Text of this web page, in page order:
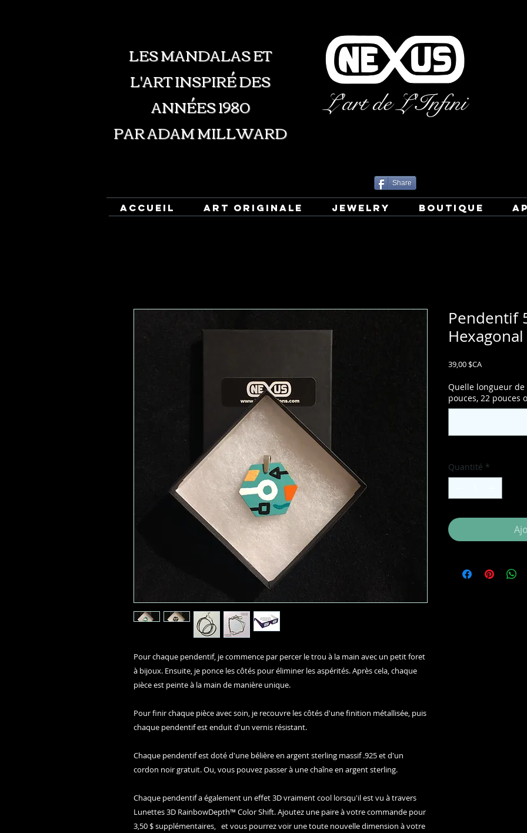
LES MANDALAS ET
L'ART INSPIRÉ DES
ANNÉES 1980
PAR ADAM MILLWARD
L'art de L'Infini
Share
ACCUEIL ART ORIGINALE JEWELRY BOUTIQUE
Pour chaque pendentif, je commence par percer le trou à la main avec un petit foret
à bijoux. Ensuite, je ponce les côtés pour éliminer les aspérités. Après cela, chaque
pièce est peinte à la main de manière unique.
Pour finir chaque pièce avec soin, je recouvre les côtés d'une finition métallisée, puis
chaque pendentif est enduit d'un vernis résistant.
Chaque pendentif est doté d'une bélière en argent sterling massif .925 et d'un
cordon noir gratuit. Ou, vous pouvez passer à une chaîne en argent sterling.
Chaque pendentif a également un effet 3D vraiment cool lorsqu'il est vu à travers
Lunettes 3D RainbowDepth™ Color Shift. Ajoutez une paire à votre commande pour
3,50 $ supplémentaires, et vous pourrez voir une toute nouvelle dimension à votre
Pendentif
39,00 $CAPrix
Quelle longueur
pouces, 22 pouces
Quantité *